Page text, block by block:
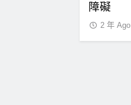
障礙
2 年 Ago